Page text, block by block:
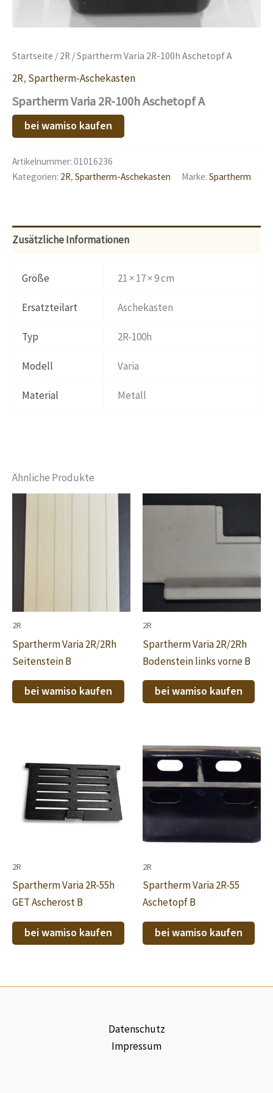
Startseite / 2R / Spartherm Varia 2R-100h Aschetopf A
2R, Spartherm-Aschekasten
Spartherm Varia 2R-100h Aschetopf A
bei wamiso kaufen
Artikelnummer: 01016236
Kategorien: 2R, Spartherm-Aschekasten Marke: Spartherm
Zusätzliche Informationen
Größe 21 × 17 × 9 cm
Ersatzteilart Aschekasten
Typ 2R-100h
Modell Varia
Material Metall
Ähnliche Produkte
2R
Spartherm Varia 2R/2Rh
Seitenstein B
bei wamiso kaufen
2R
Spartherm Varia 2R/2Rh
Bodenstein links vorne B
bei wamiso kaufen
2R
Spartherm Varia 2R-55h
GET Ascherost B
bei wamiso kaufen
2R
Spartherm Varia 2R-55
Aschetopf B
bei wamiso kaufen
Datenschutz
Impressum